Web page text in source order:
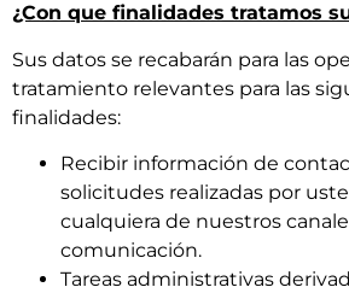
¿Con que finalidades tratamos
Sus datos se recabarán para las
tratamiento relevantes para las
finalidades:
Recibir información de
solicitudes realizadas por
cualquiera de nuestros
comunicación.
Tareas administrativas